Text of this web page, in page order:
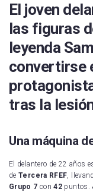
El joven
las figuras
leyenda
convertirse
tras la
Una máquina
El delantero de 22 años
deTercera RFEF,
Grupo 7 con42 puntos.